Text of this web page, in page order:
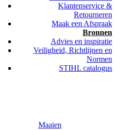
Klantenservice &
Retourneren
Maak een Afspraak
Bronnen
Advies en inspiratie
Veiligheid, Richtlijnen en
Normen
STIHL catalogus
Maaien